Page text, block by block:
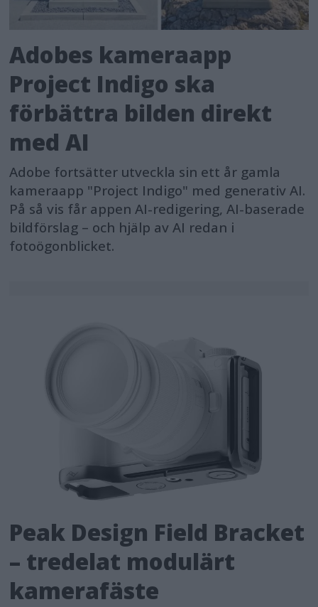
Adobes kameraapp
Project Indigo ska
förbättra bilden direkt
med AI
Adobe fortsätter utveckla sin ett år gamla
kameraapp "Project Indigo" med generativ AI.
På så vis får appen AI-redigering, AI-baserade
bildförslag – och hjälp av AI redan i
fotoögonblicket.
Peak Design Field Bracket
– tredelat modulärt
kamerafäste